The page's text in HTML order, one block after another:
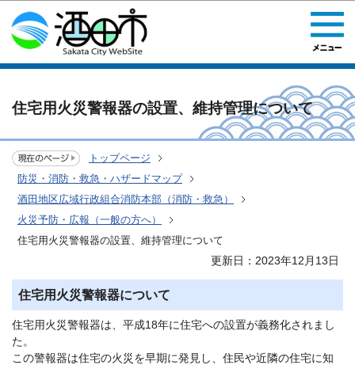
このページの本文へ移動
住宅用火災警報器の設置、維持管理について
トップページ
防災・消防・救急・ハザードマップ
酒田地区広域行政組合消防本部（消防・救急）
火災予防・広報（一般の方へ）
住宅用火災警報器の設置、維持管理について
更新日：2023年12月13日
住宅用火災警報器について
住宅用火災警報器は、平成18年に住宅への設置が義務化されまし
た。
この警報器は住宅の火災を早期に発見し、住民や近隣の住宅に知